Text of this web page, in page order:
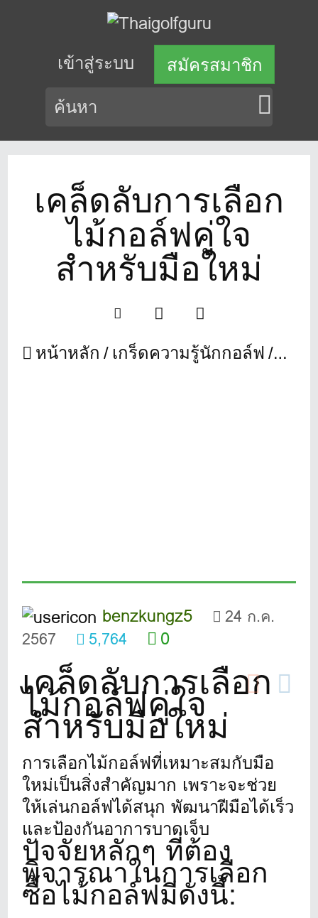
เข้าสู่ระบบ สมัครสมาชิก
เคล็ดลับการเลือก
ไม้กอล์ฟคู่ใจ
สำหรับมือใหม่
หน้าหลัก เกร็ดความรู้นักกอล์ฟ เคล็
benzkungz5
24 ก.ค.
2567
5,764 0
เคล็ดลับการเลือก
ไม้กอล์ฟคู่ใจ
สำหรับมือใหม่
การเลือกไม้กอล์ฟที่เหมาะสมกับมือ
ใหม่เป็นสิ่งสำคัญมาก เพราะจะช่วย
ให้เล่นกอล์ฟได้สนุก พัฒนาฝีมือได้เร็ว
และป้องกันอาการบาดเจ็บ
ปัจจัยหลักๆ ที่ต้อง
พิจารณาในการเลือก
ซื้อไม้กอล์ฟมีดังนี้: